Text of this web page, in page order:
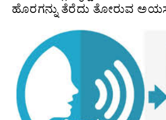
ಹೊರಗನ್ನು ತೆರೆದು ತೋರುವ